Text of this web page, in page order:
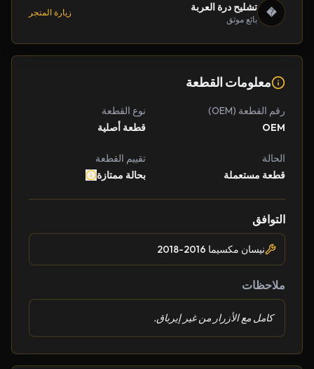
� تشليح درة العربة
بائع موثق
زيارة المتجر
معلومات القطعة
رقم القطعة (OEM)
OEM
نوع القطعة
قطعة أصلية
الحالة
قطعة مستعملة
تقييم القطعة
بحالة ممتازة
التوافق
نيسان مكسيما 2016-2018
ملاحظات
كامل مع الأزرار من غير إيرباق.